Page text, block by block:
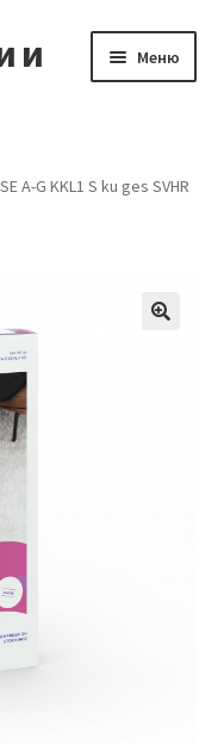
и
Меню
A-G KKL1 S ku ges SVHR